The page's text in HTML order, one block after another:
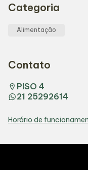
Categoria
Alimentação
Contato
PISO 4
21 25292614
Horário de